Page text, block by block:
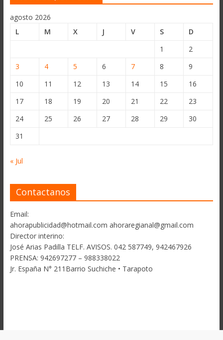
agosto 2026
L
M X J V S
D
1
2
3
4 5 6 7 8
9
10
11 12 13 14 15
16
17
18 19 20 21 22
23
24
25 26 27 28 29
30
31
« Jul
Contactanos
Email:
ahorapublicidad@hotmail.com ahoraregianal@gmail.com
Director interino:
José Arias Padilla TELF. AVISOS. 042 587749, 942467926
PRENSA: 942697277 – 988338022
Jr. España N° 211Barrio Suchiche • Tarapoto